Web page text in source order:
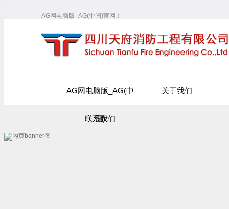
AG网电脑版_AG(中国)官网！
AG网电脑版_AG(中
国)
关于我们
联系我们